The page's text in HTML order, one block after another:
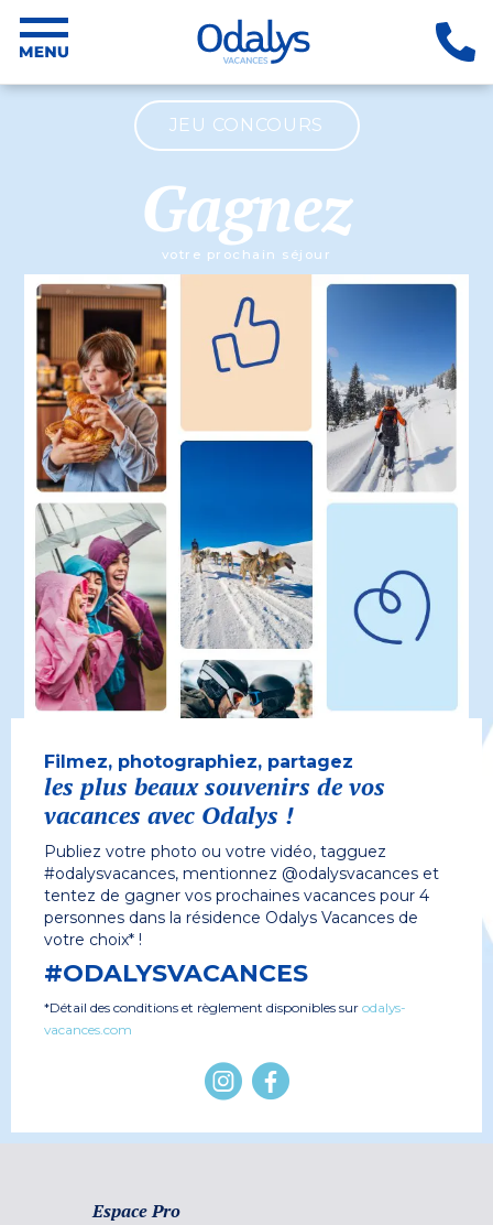
JEU CONCOURS
Gagnez
votre prochain séjour
Filmez, photographiez, partagez
les plus beaux souvenirs de vos
vacances avec Odalys !
Publiez votre photo ou votre vidéo, tagguez
#odalysvacances, mentionnez @odalysvacances et
tentez de gagner vos prochaines vacances pour 4
personnes dans la résidence Odalys Vacances de
votre choix* !
#ODALYSVACANCES
*Détail des conditions et règlement disponibles sur odalys-
vacances.com
Espace Pro